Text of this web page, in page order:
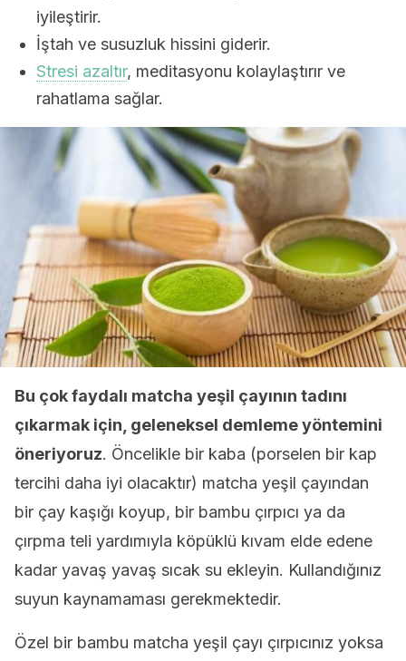
iyileştirir.
İştah ve susuzluk hissini giderir.
Stresi azaltır, meditasyonu kolaylaştırır ve
rahatlama sağlar.
Bu çok faydalı matcha yeşil çayının tadını
çıkarmak için, geleneksel demleme yöntemini
öneriyoruz. Öncelikle bir kaba (porselen bir kap
tercihi daha iyi olacaktır) matcha yeşil çayından
bir çay kaşığı koyup, bir bambu çırpıcı ya da
çırpma teli yardımıyla köpüklü kıvam elde edene
kadar yavaş yavaş sıcak su ekleyin. Kullandığınız
suyun kaynamaması gerekmektedir.
Özel bir bambu matcha yeşil çayı çırpıcınız yoksa